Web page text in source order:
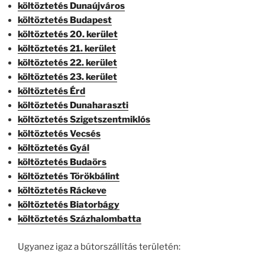
költöztetés Dunaújváros
költöztetés Budapest
költöztetés 20. kerület
költöztetés 21. kerület
költöztetés 22. kerület
költöztetés 23. kerület
költöztetés Érd
költöztetés Dunaharaszti
költöztetés Szigetszentmiklós
költöztetés Vecsés
költöztetés Gyál
költöztetés Budaörs
költöztetés Törökbálint
költöztetés Ráckeve
költöztetés Biatorbágy
költöztetés Százhalombatta
Ugyanez igaz a bútorszállítás területén: